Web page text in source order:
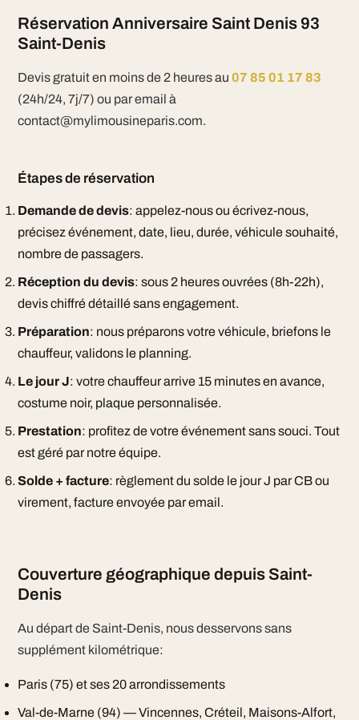
Réservation Anniversaire Saint Denis 93
Saint-Denis
Devis gratuit en moins de 2 heures au 07 85 01 17 83
(24h/24, 7j/7) ou par email à
contact@mylimousineparis.com.
Étapes de réservation
Demande de devis: appelez-nous ou écrivez-nous,
précisez événement, date, lieu, durée, véhicule souhaité,
nombre de passagers.
Réception du devis: sous 2 heures ouvrées (8h-22h),
devis chiffré détaillé sans engagement.
Préparation: nous préparons votre véhicule, briefons le
chauffeur, validons le planning.
Le jour J: votre chauffeur arrive 15 minutes en avance,
costume noir, plaque personnalisée.
Prestation: profitez de votre événement sans souci. Tout
est géré par notre équipe.
Solde + facture: règlement du solde le jour J par CB ou
virement, facture envoyée par email.
Couverture géographique depuis Saint-
Denis
Au départ de Saint-Denis, nous desservons sans
supplément kilométrique:
Paris (75) et ses 20 arrondissements
Val-de-Marne (94) — Vincennes, Créteil, Maisons-Alfort,